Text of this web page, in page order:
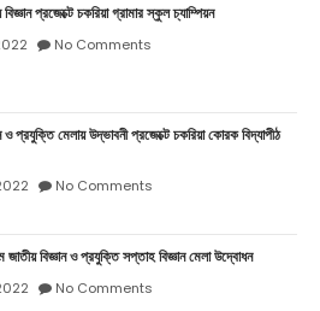
প্রজেক্টে চকরিয়া গ্রামার স্কুল চ্যাম্পিয়ন
No Comments
ও প্রযুক্তি মেলায় উদ্ভাবনী প্রজেক্টে চকরিয়া কোরক বিদ্যাপীঠ
No Comments
বিজ্ঞান ও প্রযুক্তি সপ্তাহ বিজ্ঞান মেলা উদ্বোধন
No Comments